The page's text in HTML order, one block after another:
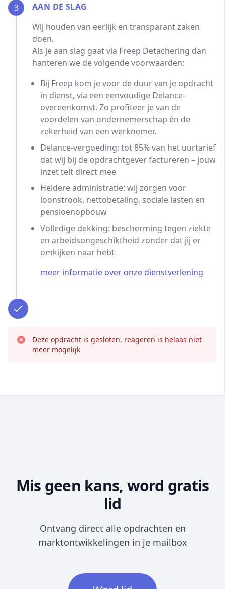
3
AAN DE SLAG
Wij houden van eerlijk en transparant zaken
doen.
Als je aan slag gaat via Freep Detachering dan
hanteren we de volgende voorwaarden:
Bij Freep kom je voor de duur van je opdracht
in dienst, via een eenvoudige Delance-
overeenkomst. Zo profiteer je van de
voordelen van ondernemerschap én de
zekerheid van een werknemer.
Delance-vergoeding: tot 85% van het uurtarief
dat wij bij de opdrachtgever factureren – jouw
inzet telt direct mee
Heldere administratie: wij zorgen voor
loonstrook, nettobetaling, sociale lasten en
pensioenopbouw
Volledige dekking: bescherming tegen ziekte
en arbeidsongeschiktheid zonder dat jij er
omkijken naar hebt
meer informatie over onze dienstverlening
Deze opdracht is gesloten, reageren is helaas niet
meer mogelijk
Mis geen kans, word gratis
lid
Ontvang direct alle opdrachten en
marktontwikkelingen in je mailbox